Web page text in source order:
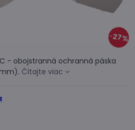
27%
- obojstranná ochranná páska
Čítajte viac